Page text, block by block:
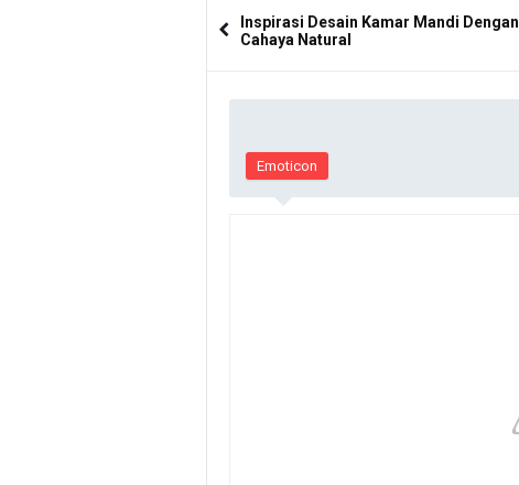
Inspirasi Desain Kamar Mandi Dengan
Cahaya Natural
Emoticon